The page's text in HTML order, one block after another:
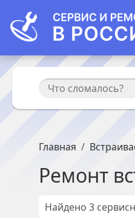
Главная
Ремонт
Найдено 3